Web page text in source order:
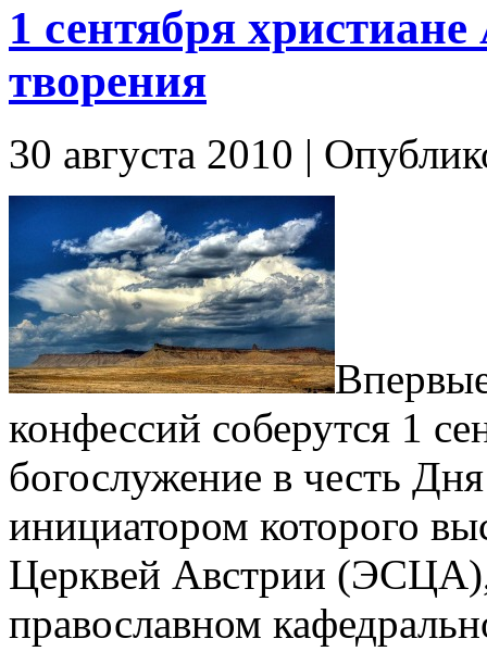
1 сентября
творения
30 августа 2010 |
конфессий соберутся 1
богослужение в честь
инициатором которого
Церквей Австрии
православном